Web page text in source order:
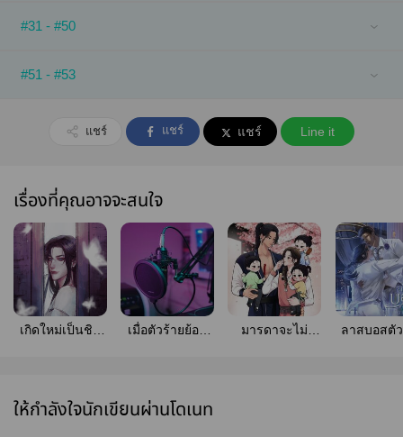
#31 - #50
#51 - #53
แชร์ แชร์ แชร์ Line it
เรื่องที่คุณอาจจะสนใจ
เกิดใหม่เป็นชิน
[สนพ.Amity]
เมื่อตัวร้ายย้อน
สองคนนั้นเขาคบ
กันเหรอ
มารดาจะไม่
ลาสบอสตั
ให้กำลังใจนักเขียนผ่านโดเนท